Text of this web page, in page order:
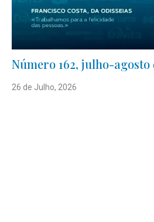
Número 162, julho-agosto
26 de Julho, 2026